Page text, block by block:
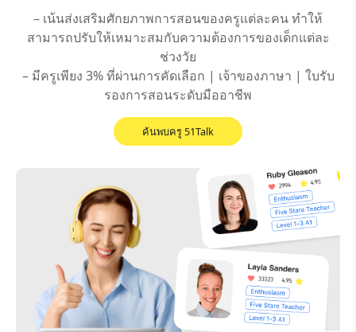
– เน้นส่งเสริมศักยภาพการสอนของครูแต่ละคน ทำให้
สามารถปรับให้เหมาะสมกับความต้องการของเด็กแต่ละ
ช่วงวัย
– มีครูเพียง 3% ที่ผ่านการคัดเลือก | เจ้าของภาษา | ใบรับ
รองการสอนระดับมืออาชีพ
ค้นพบครู 51Talk